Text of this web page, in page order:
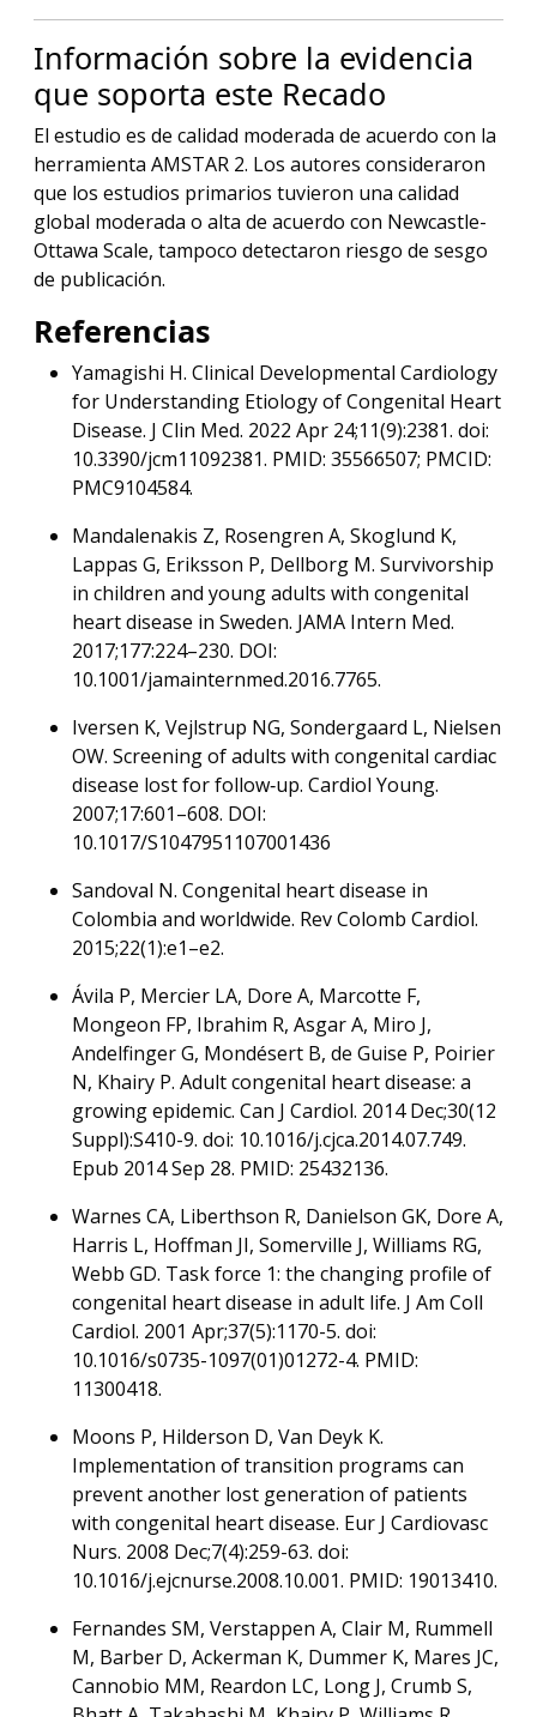
Información sobre la evidencia
que soporta este Recado
El estudio es de calidad moderada de acuerdo con la
herramienta AMSTAR 2. Los autores consideraron
que los estudios primarios tuvieron una calidad
global moderada o alta de acuerdo con Newcastle-
Ottawa Scale, tampoco detectaron riesgo de sesgo
de publicación.
Referencias
Yamagishi H. Clinical Developmental Cardiology
for Understanding Etiology of Congenital Heart
Disease. J Clin Med. 2022 Apr 24;11(9):2381. doi:
10.3390/jcm11092381. PMID: 35566507; PMCID:
PMC9104584.
Mandalenakis Z, Rosengren A, Skoglund K,
Lappas G, Eriksson P, Dellborg M. Survivorship
in children and young adults with congenital
heart disease in Sweden. JAMA Intern Med.
2017;177:224–230. DOI:
10.1001/jamainternmed.2016.7765.
Iversen K, Vejlstrup NG, Sondergaard L, Nielsen
OW. Screening of adults with congenital cardiac
disease lost for follow‐up. Cardiol Young.
2007;17:601–608. DOI:
10.1017/S1047951107001436
Sandoval N. Congenital heart disease in
Colombia and worldwide. Rev Colomb Cardiol.
2015;22(1):e1–e2.
Ávila P, Mercier LA, Dore A, Marcotte F,
Mongeon FP, Ibrahim R, Asgar A, Miro J,
Andelfinger G, Mondésert B, de Guise P, Poirier
N, Khairy P. Adult congenital heart disease: a
growing epidemic. Can J Cardiol. 2014 Dec;30(12
Suppl):S410-9. doi: 10.1016/j.cjca.2014.07.749.
Epub 2014 Sep 28. PMID: 25432136.
Warnes CA, Liberthson R, Danielson GK, Dore A,
Harris L, Hoffman JI, Somerville J, Williams RG,
Webb GD. Task force 1: the changing profile of
congenital heart disease in adult life. J Am Coll
Cardiol. 2001 Apr;37(5):1170-5. doi:
10.1016/s0735-1097(01)01272-4. PMID:
11300418.
Moons P, Hilderson D, Van Deyk K.
Implementation of transition programs can
prevent another lost generation of patients
with congenital heart disease. Eur J Cardiovasc
Nurs. 2008 Dec;7(4):259-63. doi:
10.1016/j.ejcnurse.2008.10.001. PMID: 19013410.
Fernandes SM, Verstappen A, Clair M, Rummell
M, Barber D, Ackerman K, Dummer K, Mares JC,
Cannobio MM, Reardon LC, Long J, Crumb S,